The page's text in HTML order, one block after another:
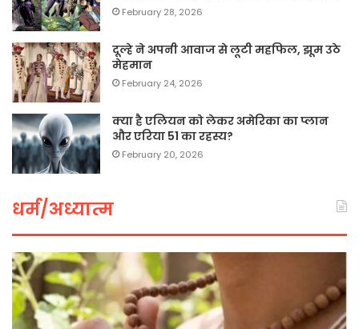
February 28, 2026
दूल्हे ने अपनी आवाज से लूटी महफिल, झूम उठे
मेहमान
February 24, 2026
क्या है एलियन को लेकर अमेरिका का प्लान
और एरिया 51 का रहस्य?
February 20, 2026
धर्म/अध्यात्म